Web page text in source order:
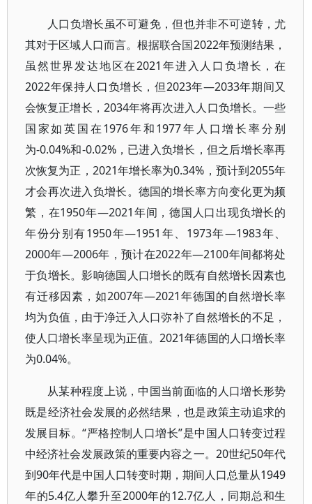
人口负增长虽不可避免，但也并非不可逆转，尤
其对于区域人口而言。根据联合国2022年预测结果，
虽然世界发达地区在2021年进入人口负增长，在
2022年保持人口负增长，但2023年—2033年期间又
会恢复正增长，2034年将再次进入人口负增长。一些
国家如英国在1976年和1977年人口增长率分别
为-0.04%和-0.02%，已进入负增长，但之后增长率再
次恢复为正，2021年增长率为0.34%，预计到2055年
才会再次进入负增长。德国的增长率方向变化更为频
繁，在1950年—2021年间，德国人口出现负增长的
年份分别有1950年—1951年、1973年—1983年、
2000年—2006年，预计在2022年—2100年间都将处
于负增长。影响德国人口增长的既有自然增长因素也
有迁移因素，如2007年—2021年德国的自然增长率
均为负值，由于净迁入人口弥补了自然增长的不足，
使人口增长率呈现为正值。2021年德国的人口增长率
为0.04%。
从某种程度上说，中国当前面临的人口增长形势
既是经济社会发展的必然结果，也是政策主动追求的
发展目标。“严格控制人口增长”是中国人口转变过程
中经济社会发展政策的重要内容之一。20世纪50年代
到90年代是中国人口转变时期，期间人口总量从1949
年的5.4亿人攀升至2000年的12.7亿人，同期总和生